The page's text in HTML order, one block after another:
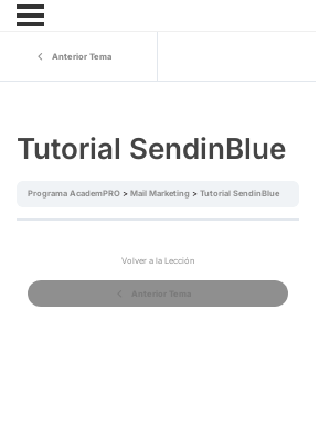
Anterior Tema
Tutorial SendinBlue
Programa AcademPRO Mail Marketing Tutorial SendinBlue
Volver a la Lección